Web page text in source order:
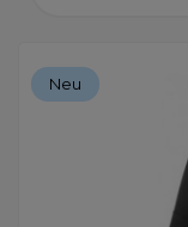
Neu